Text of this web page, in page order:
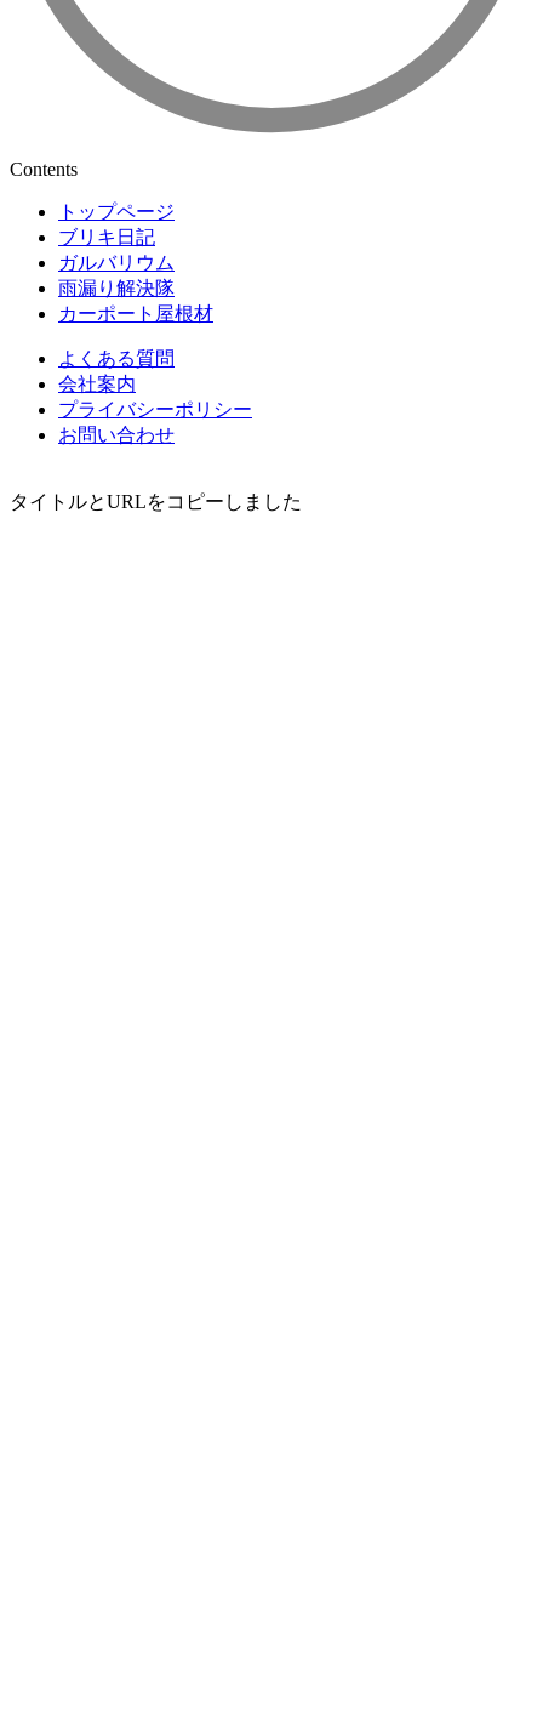
Contents
トップページ
ブリキ日記
ガルバリウム
雨漏り解決隊
カーポート屋根材
よくある質問
会社案内
プライバシーポリシー
お問い合わせ
タイトルとURLをコピーしました